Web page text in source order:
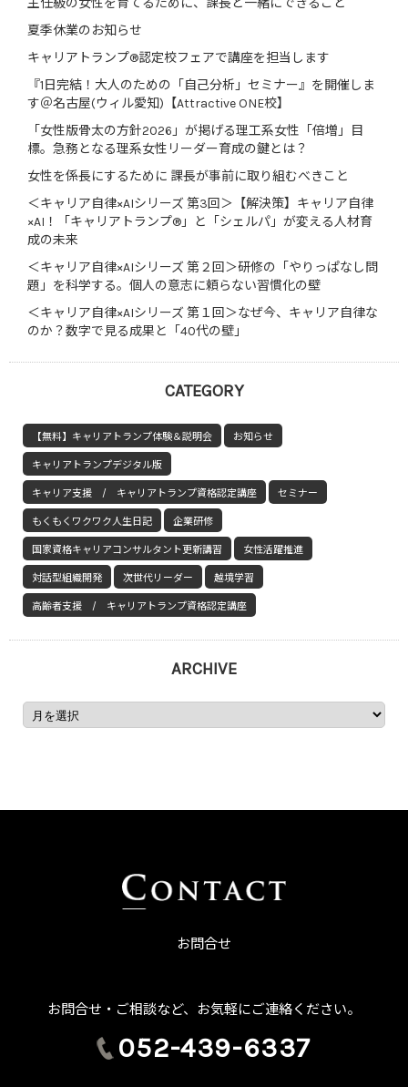
夏季休業のお知らせ
キャリアトランプ®認定校フェアで講座を担当します
『1日完結！大人のための「自己分析」セミナー』を開催しま
す＠名古屋(ウィル愛知)【Attractive ONE校】
「女性版骨太の方針2026」が掲げる理工系女性「倍増」目
標。急務となる理系女性リーダー育成の鍵とは？
女性を係長にするために 課長が事前に取り組むべきこと
＜キャリア自律×AIシリーズ 第3回＞【解決策】キャリア自律
×AI！「キャリアトランプ®」と「シェルパ」が変える人材育
成の未来
＜キャリア自律×AIシリーズ 第２回＞研修の「やりっぱなし問
題」を科学する。個人の意志に頼らない習慣化の壁
＜キャリア自律×AIシリーズ 第１回＞なぜ今、キャリア自律な
のか？数字で見る成果と「40代の壁」
CATEGORY
【無料】キャリアトランプ体験＆説明会 お知らせ
キャリアトランプデジタル版
キャリア支援 / キャリアトランプ資格認定講座 セミナー
もくもくワクワク人生日記 企業研修
国家資格キャリアコンサルタント更新講習 女性活躍推進
対話型組織開発 次世代リーダー 越境学習
高齢者支援 / キャリアトランプ資格認定講座
ARCHIVE
お問合せ
お問合せ・ご相談など、お気軽にご連絡ください。
052-439-6337